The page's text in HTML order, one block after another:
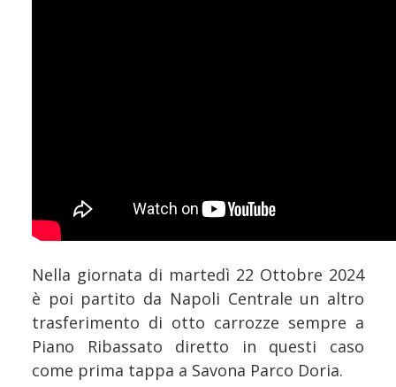
Nella giornata di martedì 22 Ottobre 2024
è poi partito da Napoli Centrale un altro
trasferimento di otto carrozze sempre a
Piano Ribassato diretto in questi caso
come prima tappa a Savona Parco Doria.